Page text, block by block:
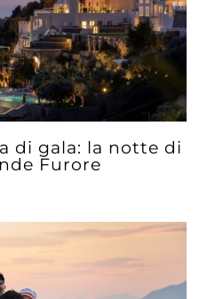
di gala: la notte di
Furore